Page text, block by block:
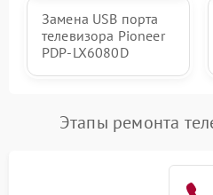
Замена USB порта
телевизора Pioneer
PDP-LX6080D
Этапы ремонта